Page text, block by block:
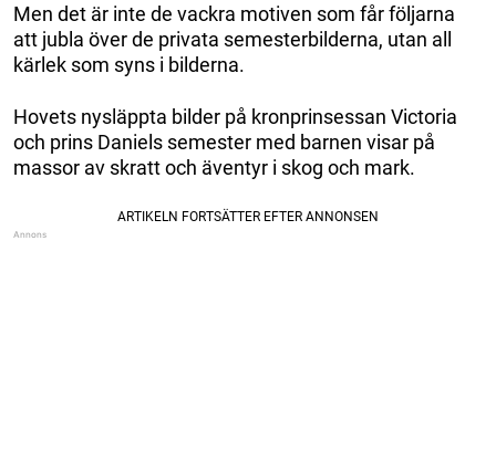
Men det är inte de vackra motiven som får följarna
att jubla över de privata semesterbilderna, utan all
kärlek som syns i bilderna.
Hovets nysläppta bilder på kronprinsessan Victoria
och prins Daniels semester med barnen visar på
massor av skratt och äventyr i skog och mark.